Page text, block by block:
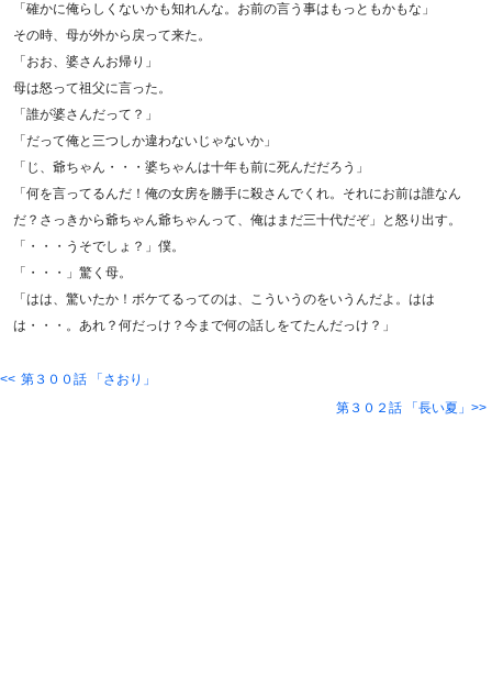
「確かに俺らしくないかも知れんな。お前の言う事はもっともかもな」
その時、母が外から戻って来た。
「おお、婆さんお帰り」
母は怒って祖父に言った。
「誰が婆さんだって？」
「だって俺と三つしか違わないじゃないか」
「じ、爺ちゃん・・・婆ちゃんは十年も前に死んだだろう」
「何を言ってるんだ！俺の女房を勝手に殺さんでくれ。それにお前は誰なん
だ？さっきから爺ちゃん爺ちゃんって、俺はまだ三十代だぞ」と怒り出す。
「・・・うそでしょ？」僕。
「・・・」驚く母。
「はは、驚いたか！ボケてるってのは、こういうのをいうんだよ。はは
は・・・。あれ？何だっけ？今まで何の話しをてたんだっけ？」
第３００話 「さおり」
第３０２話 「長い夏」